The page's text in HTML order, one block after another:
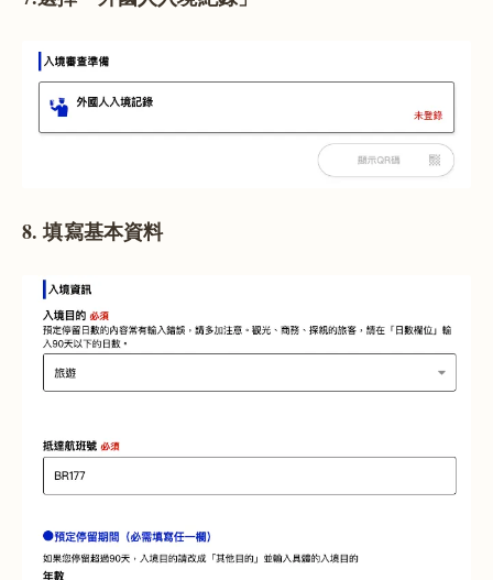
8. 填寫基本資料